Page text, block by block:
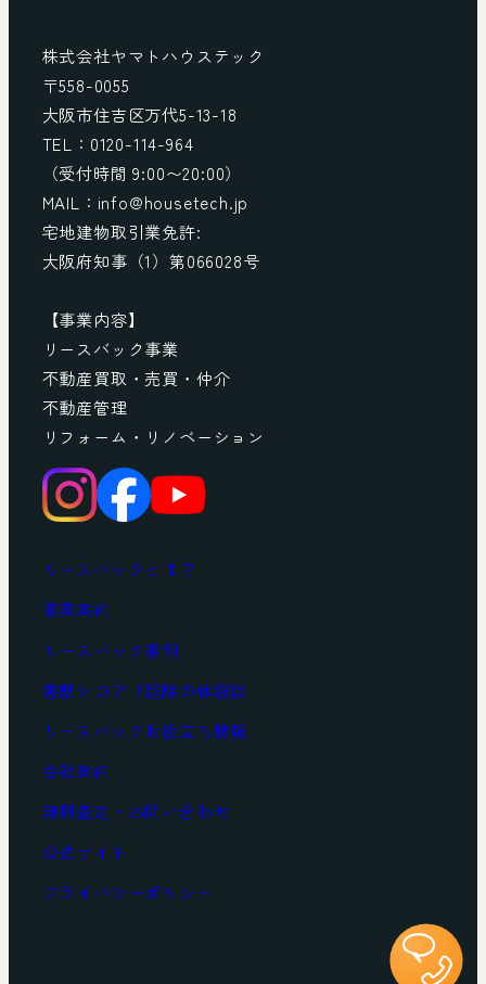
株式会社ヤマトハウステック
〒558-0055
大阪市住吉区万代5-13-18
TEL：0120-114-964
（受付時間 9:00〜20:00）
MAIL：info@housetech.jp
宅地建物取引業免許:
大阪府知事（1）第066028号
【事業内容】
リースバック事業
不動産買取・売買・仲介
不動産管理
リフォーム・リノベーション
リースバックとは？
事業案内
リースバック事例
害獣シロアリ駆除の体験談
リースバックお役立ち情報
会社案内
無料査定・お問い合わせ
公式サイト
プライバシーポリシー